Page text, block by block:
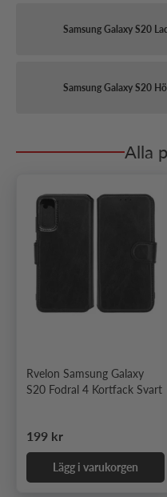
Samsung Galaxy S20
Samsung Galaxy S20
Alla
Rvelon Samsung Galaxy
S20 Fodral 4 Kortfack Svart
Ordinarie pris
199 kr
Lägg i varukorgen